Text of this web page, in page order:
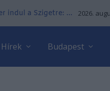
indul a Szigetre: ... 2026.
Hírek Budapest